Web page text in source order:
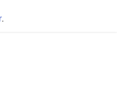
.